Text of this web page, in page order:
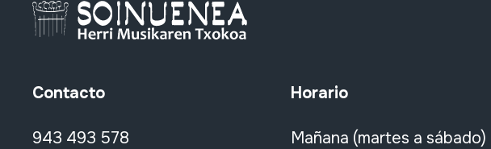
Contacto
943 493 578
Horario
Mañana (martes a sábado)